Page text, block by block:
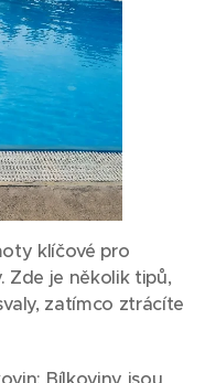
klíčové pro
Zde je několik tipů,
zatímco ztrácíte